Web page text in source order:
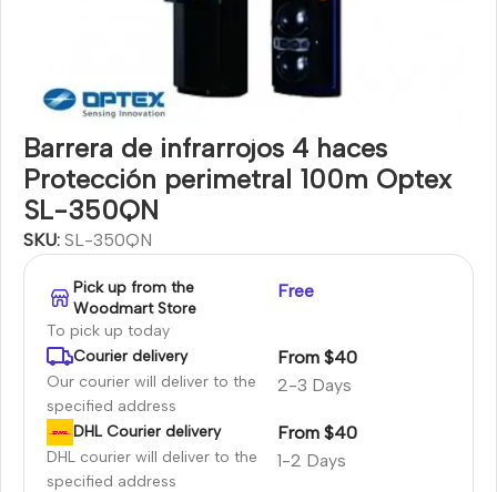
Barrera de infrarrojos 4 haces
Protección perimetral 100m Optex
SL-350QN
SKU: SL-350QN
Pick up from the
Woodmart Store
To pick up today
Free
Courier delivery
Our courier will deliver to the
specified address
2-3 Days
From $40
DHL Courier delivery
DHL courier will deliver to the
specified address
1-2 Days
From $40